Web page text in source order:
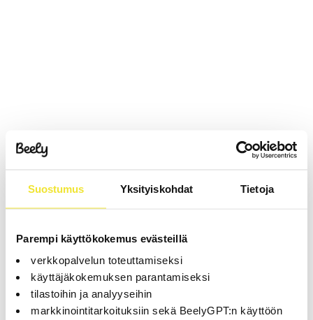
Suostumus Yksityiskohdat Tietoja
Parempi käyttökokemus evästeillä
verkkopalvelun toteuttamiseksi
käyttäjäkokemuksen parantamiseksi
tilastoihin ja analyyseihin
markkinointitarkoituksiin sekä BeelyGPT:n käyttöön